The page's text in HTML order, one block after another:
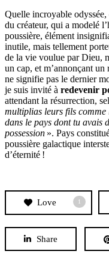
Quelle incroyable
du créateur, qui a modelé
poussière, élément
inutile, mais tellement
de la vie voulue par Dieu,
un cap, et m’annonçant
ne signifie pas le dernier
je suis invité à redevenir
attendant la résurrection,
multiplias leurs fils comme
dans le pays dont tu avais
possession ». Pays
poussière galactique
d’éternité !
Love 1
Share